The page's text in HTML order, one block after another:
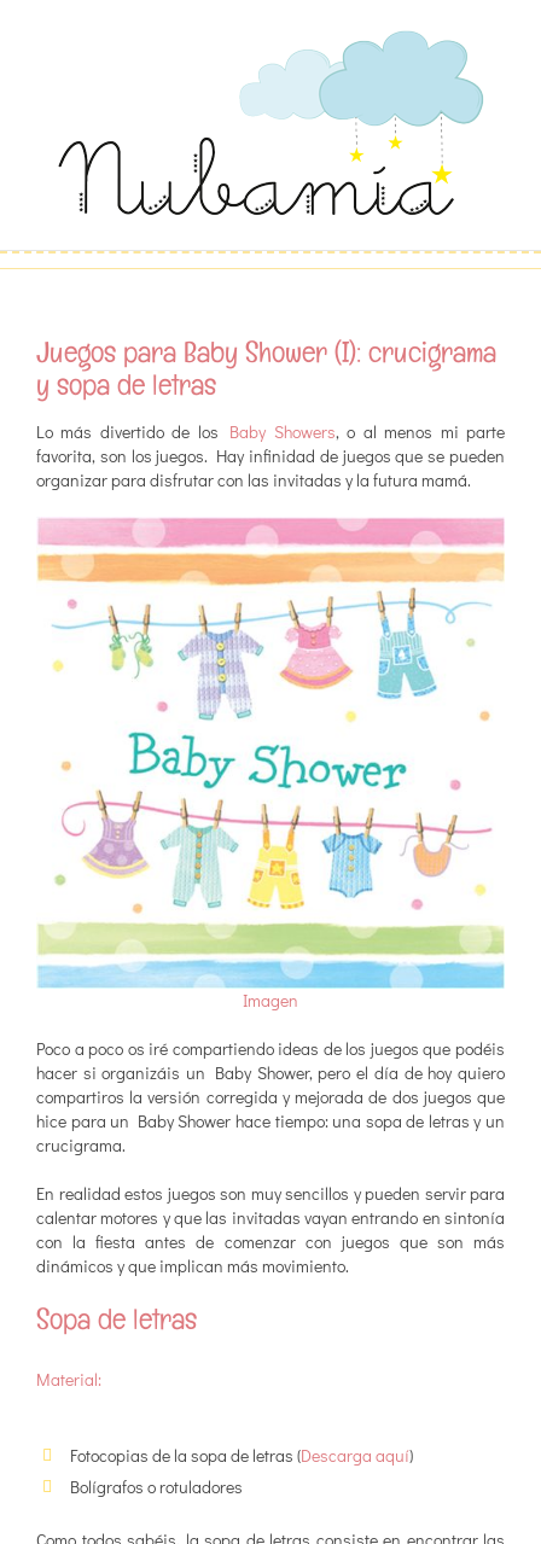
Juegos para Baby Shower (I): crucigrama
y sopa de letras
Lo más divertido de los Baby Showers, o al menos mi parte
favorita, son los juegos. Hay infinidad de juegos que se pueden
organizar para disfrutar con las invitadas y la futura mamá.
Imagen
Poco a poco os iré compartiendo ideas de los juegos que podéis
hacer si organizáis un Baby Shower, pero el día de hoy quiero
compartiros la versión corregida y mejorada de dos juegos que
hice para un Baby Shower hace tiempo: una sopa de letras y un
crucigrama.
En realidad estos juegos son muy sencillos y pueden servir para
calentar motores y que las invitadas vayan entrando en sintonía
con la fiesta antes de comenzar con juegos que son más
dinámicos y que implican más movimiento.
Sopa de letras
Material:
Fotocopias de la sopa de letras (Descarga aquí)
Bolígrafos o rotuladores